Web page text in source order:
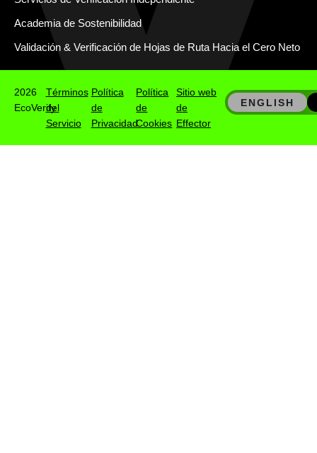
Academia de Sostenibilidad
Validación & Verificación de Hojas de Ruta Hacia el Cero Neto
2026
EcoVerify
Términos
del
Servicio
Política
de
Privacidad
Política
de
Cookies
Sitio web
de
Effector
ENGLISH